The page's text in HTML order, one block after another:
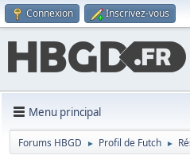
Connexion Inscrivez-vous
Menu principal
Forums HBGD ► Profil de Futch ►